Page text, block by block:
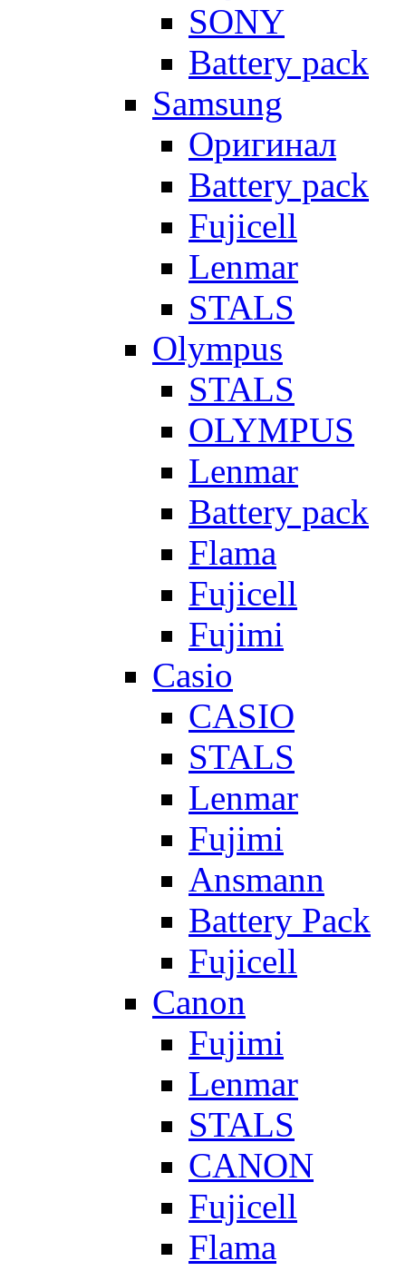
SONY
Battery pack
Samsung
Оригинал
Battery pack
Fujicell
Lenmar
STALS
Olympus
STALS
OLYMPUS
Lenmar
Battery pack
Flama
Fujicell
Fujimi
Casio
CASIO
STALS
Lenmar
Fujimi
Ansmann
Battery Pack
Fujicell
Canon
Fujimi
Lenmar
STALS
CANON
Fujicell
Flama